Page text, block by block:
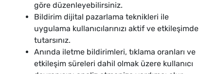
göre düzenleyebilirsiniz.
Bildirim dijital pazarlama teknikleri ile
uygulama kullanıcılarınızı aktif ve etkileşimde
tutarsınız.
Anında iletme bildirimleri, tıklama oranları ve
etkileşim süreleri dahil olmak üzere kullanıcı